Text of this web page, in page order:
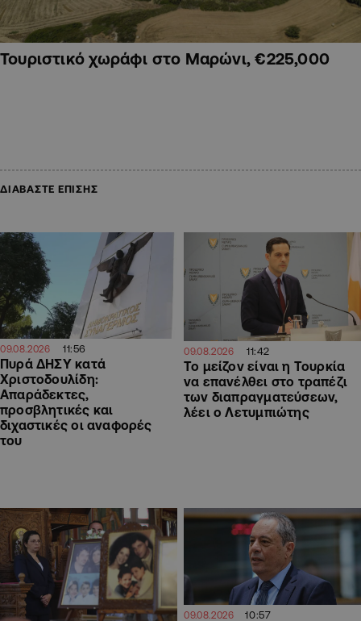
Τουριστικό χωράφι στο Μαρώνι, €225,000
ΔΙΑΒΑΣΤΕ ΕΠΙΣΗΣ
09.08.2026 11:56
Πυρά ΔΗΣΥ κατά
Χριστοδουλίδη:
Απαράδεκτες,
προσβλητικές και
διχαστικές οι αναφορές
του
09.08.2026 11:42
Το μείζον είναι η Τουρκία
να επανέλθει στο τραπέζι
των διαπραγματεύσεων,
λέει ο Λετυμπιώτης
09.08.2026 10:57